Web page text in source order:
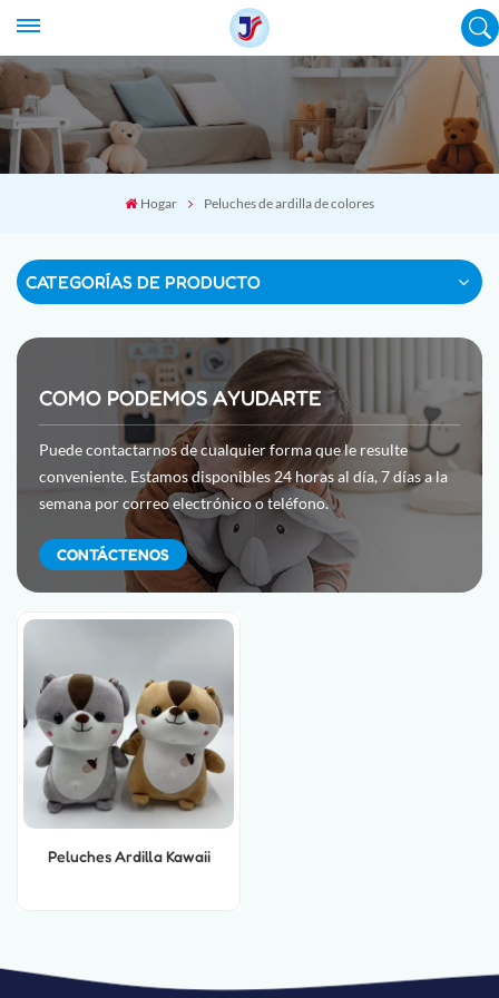
Hogar Peluches de ardilla de colores
CATEGORÍAS DE PRODUCTO
COMO PODEMOS AYUDARTE
Puede contactarnos de cualquier forma que le resulte
conveniente. Estamos disponibles 24 horas al día, 7 días a la
semana por correo electrónico o teléfono.
CONTÁCTENOS
Peluches Ardilla Kawaii